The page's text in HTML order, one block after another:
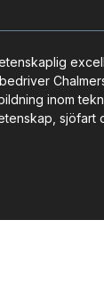
flik
i ny flik
inom
sjöfart